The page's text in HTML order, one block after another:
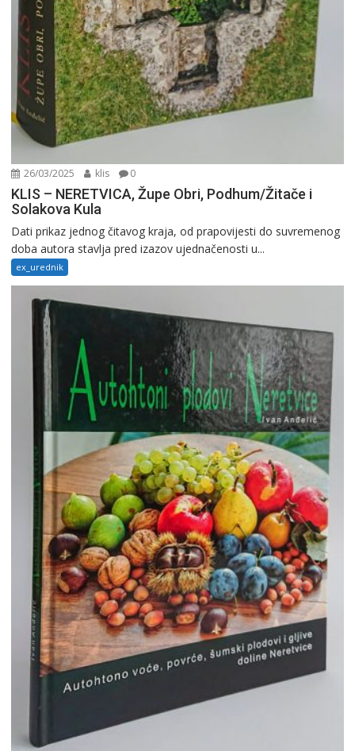
26/03/2025 klis 0
KLIS – NERETVICA, Župe Obri, Podhum/Žitače i
Solakova Kula
Dati prikaz jednog čitavog kraja, od prapovijesti do suvremenog
doba autora stavlja pred izazov ujednačenosti u...
ex_urednik